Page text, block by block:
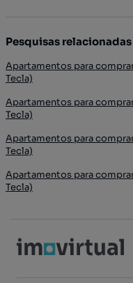
Pesquisas relacionadas
Apartamentos para
Tecla)
Apartamentos para
Tecla)
Apartamentos para
Tecla)
Apartamentos para
Tecla)